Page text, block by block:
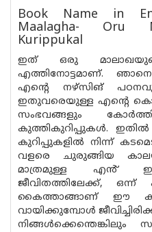
Book Name in
Maalagha- Oru
Kurippukal
ഇത് ഒരു മാലാഖയുടെ
എത്തിനോട്ടമാണ്.
എൻ്റെ നഴ്‌സിങ്
ഇതുവരെയുള്ള എൻ്റെ
സംഭവങ്ങളും
കുത്തികുറിപ്പുകൾ. ഇതിൽ
കുറിപ്പുകളിൽ നിന്ന്
വളരെ ചുരുങ്ങിയ
മാത്രമുള്ള എൻ്
ജീവിതത്തിലേക്ക്,
കൈത്താങ്ങാണ് ഈ
വായിക്കുമ്പോൾ